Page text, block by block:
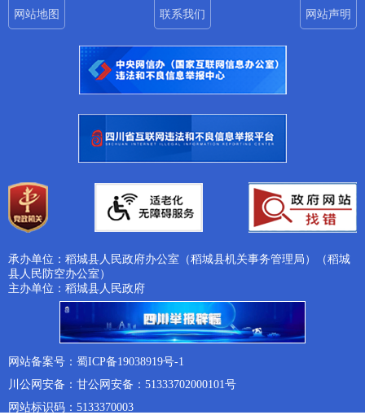
网站地图 联系我们 网站声明
承办单位：稻城县人民政府办公室（稻城县机关事务管理局）（稻城
县人民防空办公室）
主办单位：稻城县人民政府
网站备案号：蜀ICP备19038919号-1
川公网安备：甘公网安备：51333702000101号
网站标识码：5133370003